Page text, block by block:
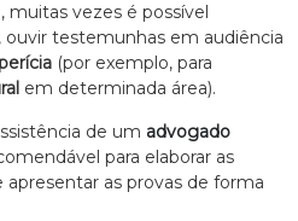
muitas vezes é possível
ouvir testemunhas em audiência
(por exemplo, para
em determinada área).
de um advogado
para elaborar as
as provas de forma